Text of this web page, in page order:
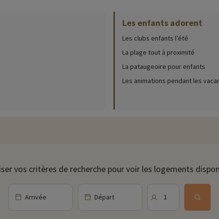
(date d'ouverture, âge pour les club, contenu du pack bébé...),
extérieure chauffée, idéale pour vous rafraichir ! Les petits profiteront
disponibles sur place. Pour les plus sportifs et les compétiteurs,
pour petits et grands, des clubs enfants de 3 mois à 17 ans avec de
en soirée pour les adultes et bien d'autres. Les possibilités de divertissement sont nombreuses à Saint-Pierre-La-Mer !
de sable fin, offrant aux visiteurs un accès facile à la mer
en spécialités culinaires et en vignobles. La région
à proximité, offre également des sites historiques tels que la
Les enfants adorent
Les clubs enfants l’été
La plage tout à proximité
La pataugeoire pour enfants
Les animations pendant les
vos critères de recherche pour voir les logements
Arrivée Départ 1